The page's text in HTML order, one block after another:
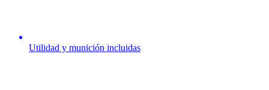
Utilidad y munición incluidas